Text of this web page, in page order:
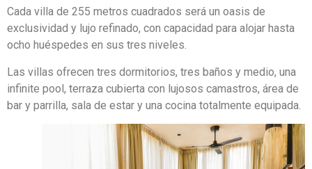
Cada villa de 255 metros cuadrados será un oasis de
exclusividad y lujo refinado, con capacidad para alojar hasta
ocho huéspedes en sus tres niveles.
Las villas ofrecen tres dormitorios, tres baños y medio, una
infinite pool, terraza cubierta con lujosos camastros, área de
bar y parrilla, sala de estar y una cocina totalmente equipada.